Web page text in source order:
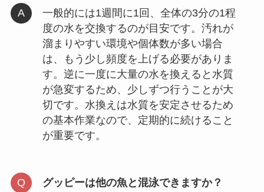
一般的には1週間に1回、全体の3分の1程
度の水を交換するのが目安です。汚れが
溜まりやすい環境や個体数が多い場合
は、もう少し頻度を上げる必要がありま
す。逆に一度に大量の水を換えると水質
が急変するため、少しずつ行うことが大
切です。水換えは水質を安定させるため
の基本作業なので、定期的に続けること
が重要です。
グッピーは他の魚と混泳できますか？